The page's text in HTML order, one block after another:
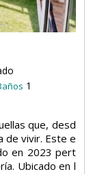
1
que, desd
de vivir. Este e
en 2023 pert
Ubicado en l